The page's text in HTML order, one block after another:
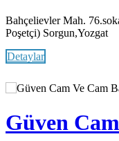
Bahçelievler Mah.
Poşetçi) Sorgun,Yozgat
Detaylar
Güven